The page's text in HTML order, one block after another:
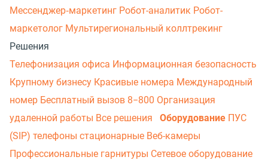
Мессенджер‑маркетинг Робот-аналитик Робот-
маркетолог Мультирегиональный коллтрекинг
Решения
Телефонизация офиса Информационная безопасность
Крупному бизнесу Красивые номера Международный
номер Бесплатный вызов 8−800 Организация
удаленной работы Все решения Оборудование ПУС
(SIP) телефоны стационарные Веб-камеры
Профессиональные гарнитуры Сетевое оборудование